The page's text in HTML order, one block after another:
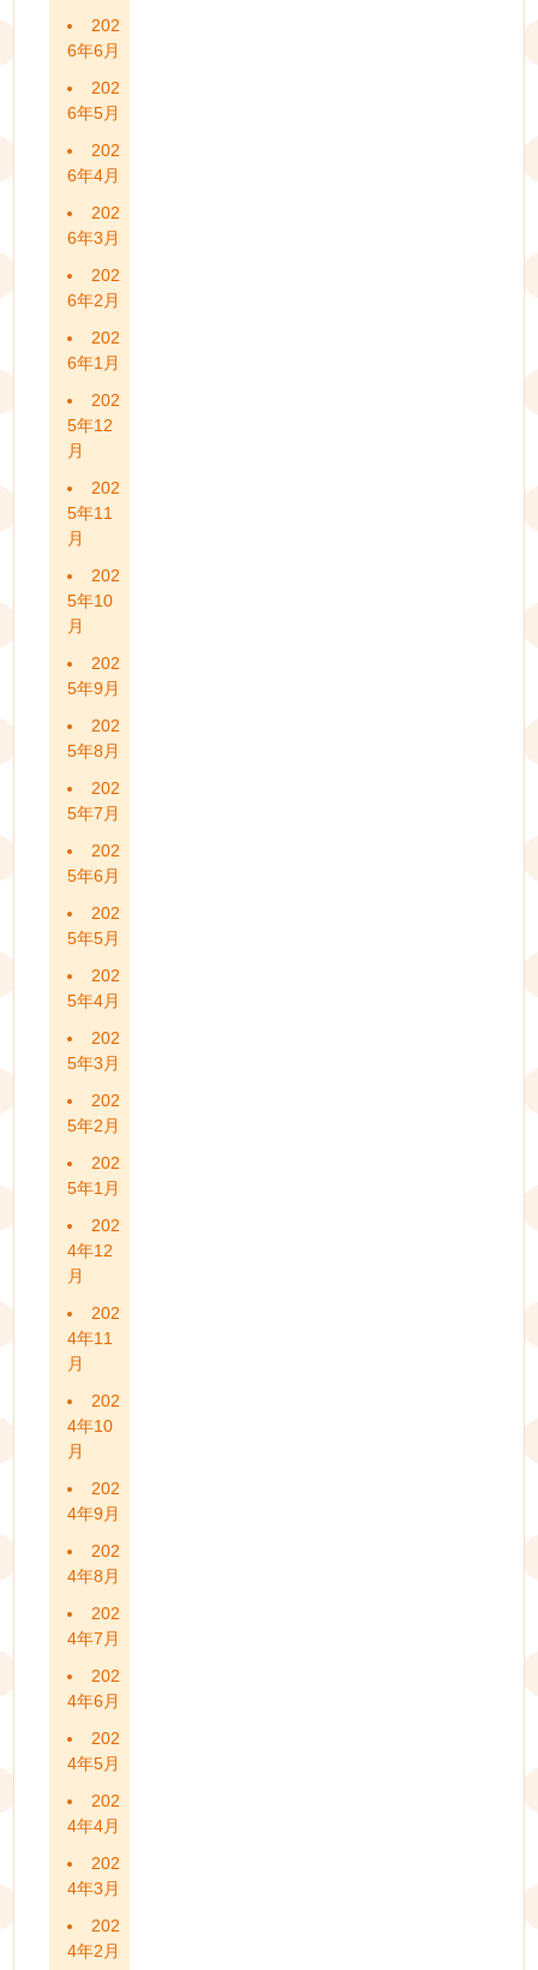
202
6年6月
202
6年5月
202
6年4月
202
6年3月
202
6年2月
202
6年1月
202
5年12
月
202
5年11
月
202
5年10
月
202
5年9月
202
5年8月
202
5年7月
202
5年6月
202
5年5月
202
5年4月
202
5年3月
202
5年2月
202
5年1月
202
4年12
月
202
4年11
月
202
4年10
月
202
4年9月
202
4年8月
202
4年7月
202
4年6月
202
4年5月
202
4年4月
202
4年3月
202
4年2月